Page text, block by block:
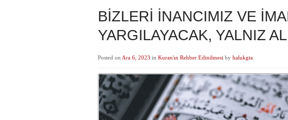
BİZLERİ İNANCIMIZ VE
YARGILAYACAK, YALNIZ
Posted on Ara 6, 2023 in Kuran'ın Rehber Edinilmesi by halukgta